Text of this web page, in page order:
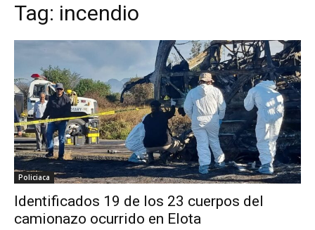
Tag: incendio
Policiaca
Identificados 19 de los 23 cuerpos del
camionazo ocurrido en Elota